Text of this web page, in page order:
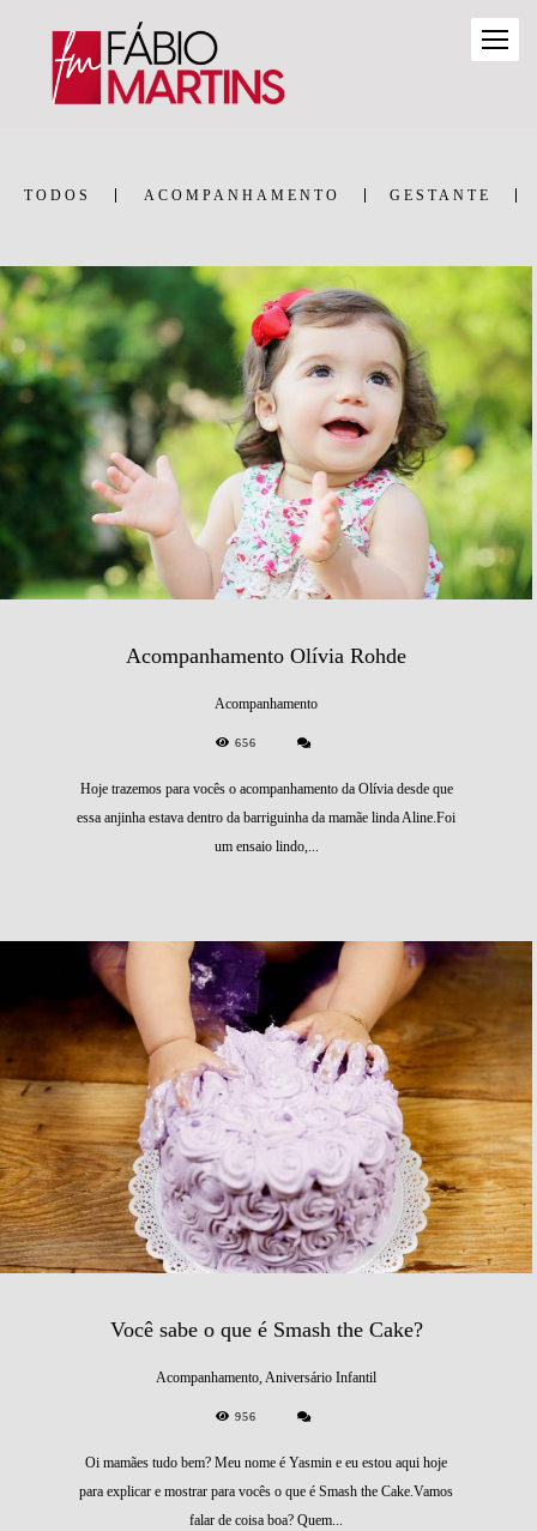
TODOS ACOMPANHAMENTO GESTANTE
Acompanhamento Olívia Rohde
Acompanhamento
656
Hoje trazemos para vocês o acompanhamento da Olívia desde que
essa anjinha estava dentro da barriguinha da mamãe linda Aline.Foi
um ensaio lindo,...
Você sabe o que é Smash the Cake?
Acompanhamento, Aniversário Infantil
956
Oi mamães tudo bem? Meu nome é Yasmin e eu estou aqui hoje
para explicar e mostrar para vocês o que é Smash the Cake.Vamos
falar de coisa boa? Quem...